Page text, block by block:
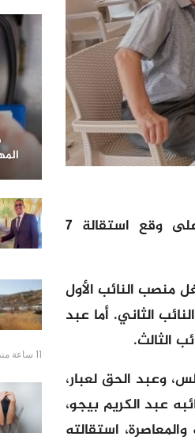
اهتز المجلس الجماعي لراس تابودة، بإقليم صفرو، اليوم الجمعة، على وقع استقالة 7
منصب النائب الأول
الثاني. أما عبد
الثالث.
وعبد الحق لعبار،
عبد الكريم بيجو،
استقالته
11 ساعة منذ